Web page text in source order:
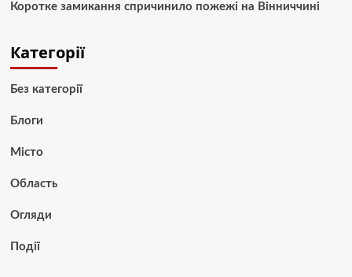
Коротке замикання спричинило пожежі на Вінниччині
Категорії
Без категорії
Блоги
Місто
Область
Огляди
Події